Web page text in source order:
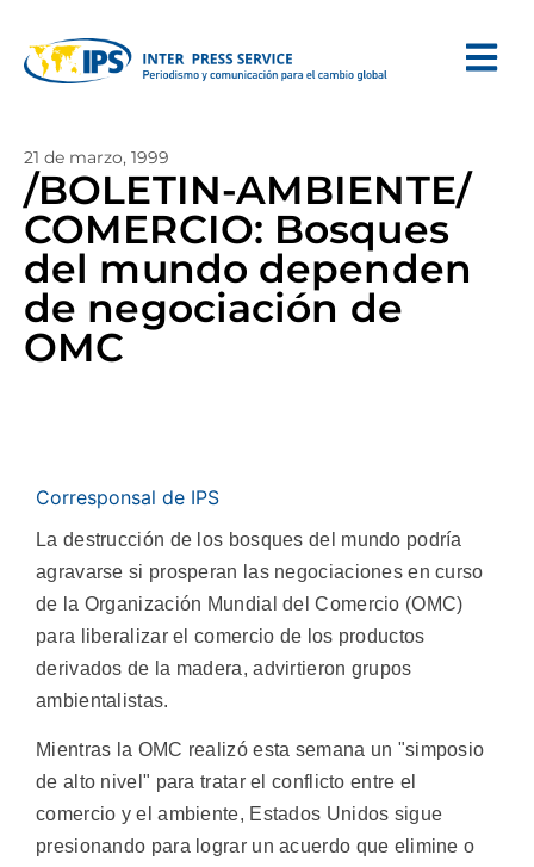
21 de marzo, 1999
/BOLETIN-AMBIENTE/
COMERCIO: Bosques
del mundo dependen
de negociación de
OMC
Corresponsal de IPS
La destrucción de los bosques del mundo podría
agravarse si prosperan las negociaciones en curso
de la Organización Mundial del Comercio (OMC)
para liberalizar el comercio de los productos
derivados de la madera, advirtieron grupos
ambientalistas.
Mientras la OMC realizó esta semana un "simposio
de alto nivel" para tratar el conflicto entre el
comercio y el ambiente, Estados Unidos sigue
presionando para lograr un acuerdo que elimine o